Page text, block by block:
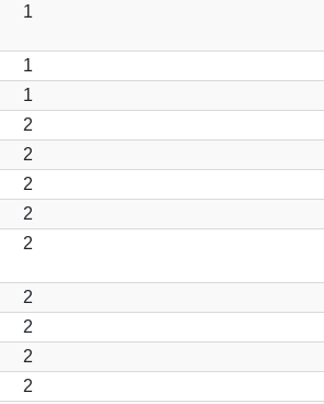
1
1
1
2
2
2
2
2
2
2
2
2